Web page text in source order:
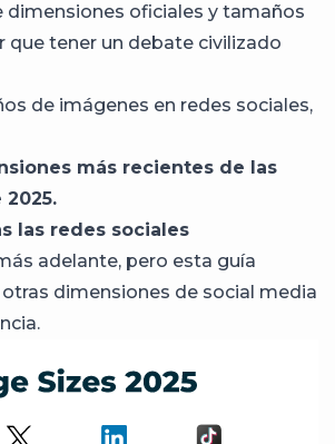
dimensiones oficiales y tamaños
que tener un debate civilizado
de imágenes en redes sociales,
más recientes de las
las redes sociales
adelante, pero esta guía
dimensiones de social media